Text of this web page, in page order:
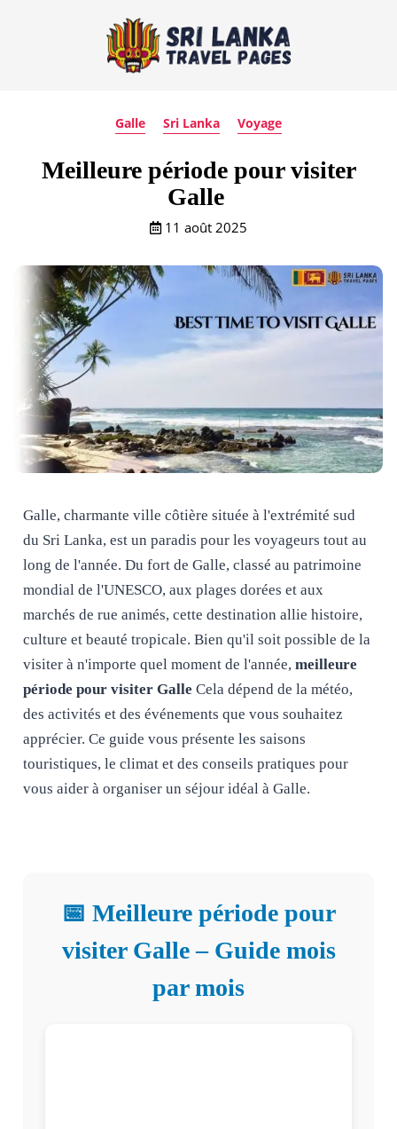
Galle Sri Lanka Voyage
Meilleure période pour visiter
Galle
11 août 2025
Galle, charmante ville côtière située à l'extrémité sud
du Sri Lanka, est un paradis pour les voyageurs tout au
long de l'année. Du fort de Galle, classé au patrimoine
mondial de l'UNESCO, aux plages dorées et aux
marchés de rue animés, cette destination allie histoire,
culture et beauté tropicale. Bien qu'il soit possible de la
visiter à n'importe quel moment de l'année, meilleure
période pour visiter Galle Cela dépend de la météo,
des activités et des événements que vous souhaitez
apprécier. Ce guide vous présente les saisons
touristiques, le climat et des conseils pratiques pour
vous aider à organiser un séjour idéal à Galle.
📅 Meilleure période pour
visiter Galle – Guide mois
par mois